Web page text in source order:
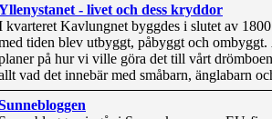
- livet och dess kryddor
kvarteret Kavlungnet byggdes i slutet av
tiden blev utbyggt, påbyggt och
på hur vi ville göra det till vårt
vad det innebär med småbarn, änglabarn